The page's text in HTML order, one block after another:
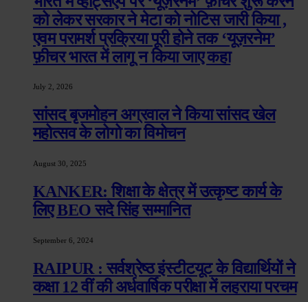
को लेकर सरकार ने मेटा को नोटिस जारी किया ,
एवम परामर्श प्रक्रिया पूरी होने तक ‘यूज़रनेम’
फ़ीचर भारत में लागू न किया जाए कहा
July 2, 2026
सांसद बृजमोहन अग्रवाल ने किया सांसद खेल
महोत्सव के लोगो का विमोचन
August 30, 2025
KANKER: शिक्षा के क्षेत्र में उत्कृष्ट कार्य के
लिए BEO सदे सिंह सम्मानित
September 6, 2024
RAIPUR : सर्वश्रेष्ठ इंस्टीटयूट के विद्यार्थियों ने
कक्षा 12 वीं की अर्धवार्षिक परीक्षा में लहराया परचम